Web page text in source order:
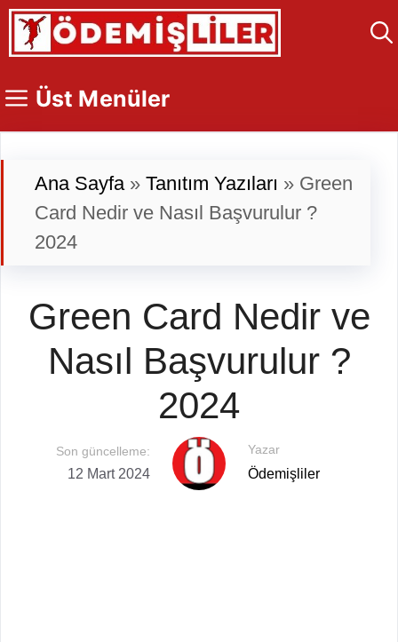
İçeriğe
atla
Üst Menüler
Ana Sayfa» Tanıtım Yazıları » Green
Card Nedir ve Nasıl Başvurulur ?
2024
Green Card Nedir ve
Nasıl Başvurulur ?
2024
Son güncelleme:
12 Mart 2024
Yazar
Ödemişliler